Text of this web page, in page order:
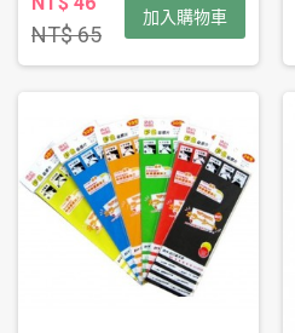
NT$ 65
加入購物車